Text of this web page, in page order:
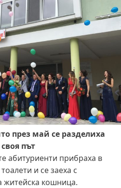
през май се разделиха
път
абитуриенти прибраха в
и се заеха с
житейска кошница.